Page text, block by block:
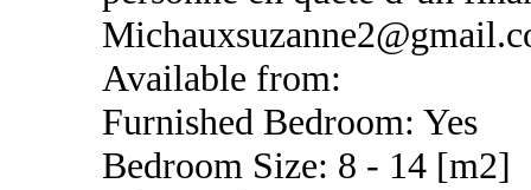
Available from:
Furnished Bedroom: Yes
Bedroom Size: 8 - 14 [m2]